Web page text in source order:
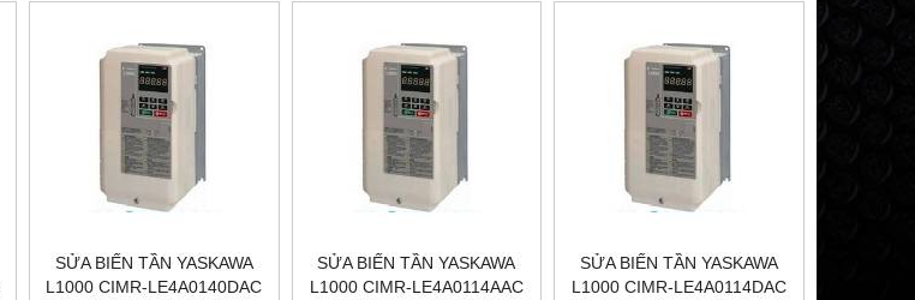
SỬA BIẾN TẦN YASKAWA
L1000 CIMR-LE4A0140DAC
SỬA BIẾN TẦN YASKAWA
L1000 CIMR-LE4A0114AAC
SỬA BIẾN TẦN YASKAWA
L1000 CIMR-LE4A0114DAC